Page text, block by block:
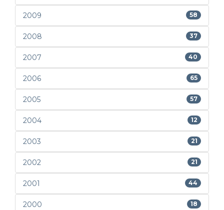
2009 58
2008 37
2007 40
2006 65
2005 57
2004 12
2003 21
2002 21
2001 44
2000 18